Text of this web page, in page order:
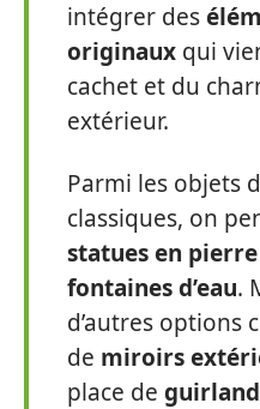
intégrer des
originaux qui
cachet et du
extérieur.
Parmi les objets
classiques, on
statues en pierre
fontaines d’eau.
d’autres options
de miroirs
place de